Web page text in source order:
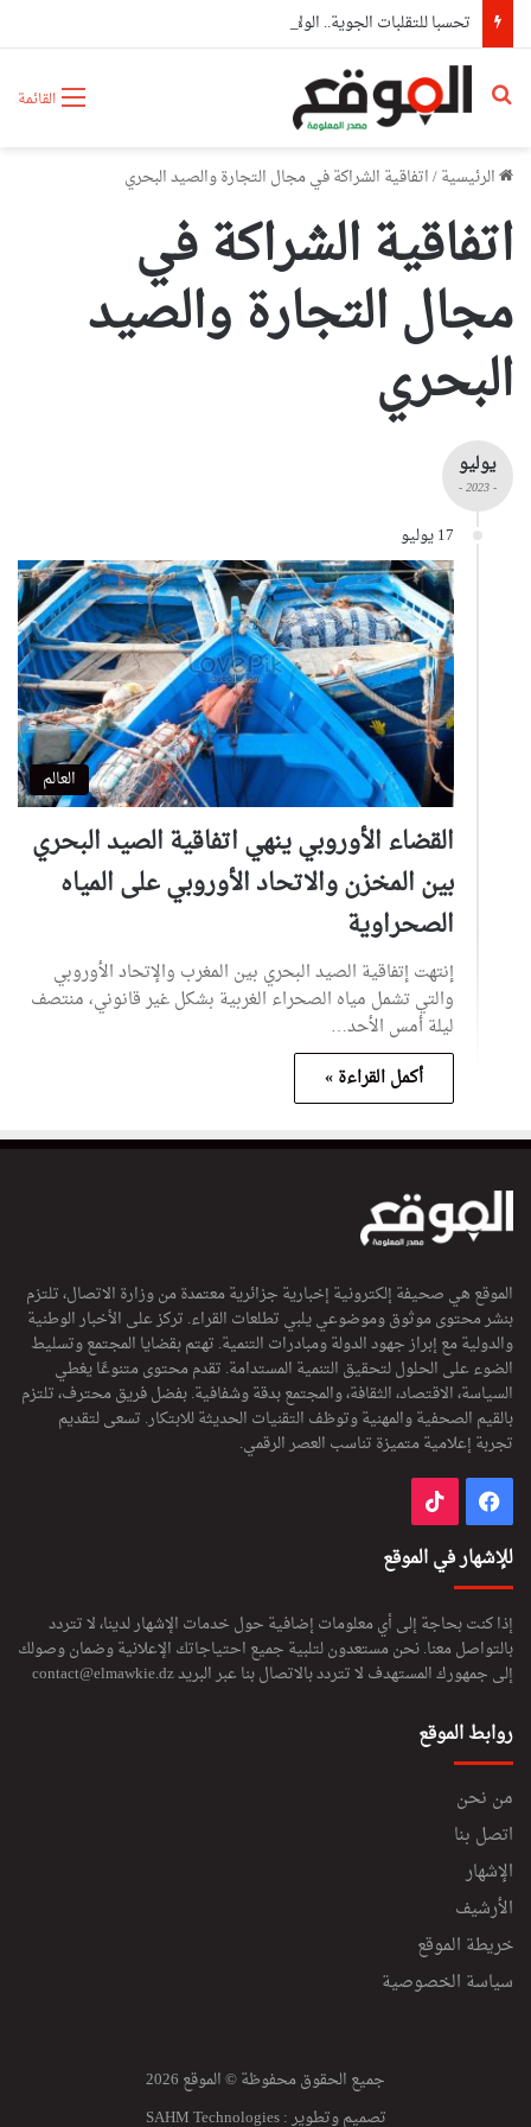
القائمة بحث عن
الرئيسية/اتفاقية الشراكة في مجال التجارة والصيد البحري
اتفاقية الشراكة في
مجال التجارة والصيد
البحري
يوليو
- 2023 -
17 يوليو
العالم
القضاء الأوروبي ينهي اتفاقية الصيد البحري
بين المخزن والاتحاد الأوروبي على المياه
الصحراوية
إنتهت إتفاقية الصيد البحري بين المغرب والإتحاد الأوروبي
والتي تشمل مياه الصحراء الغربية بشكل غير قانوني، منتصف
ليلة أمس الأحد…
أكمل القراءة »
الموقع هي صحيفة إلكترونية إخبارية جزائرية معتمدة من وزارة الاتصال، تلتزم
بنشر محتوى موثوق وموضوعي يلبي تطلعات القراء. تركز على الأخبار الوطنية
والدولية مع إبراز جهود الدولة ومبادرات التنمية. تهتم بقضايا المجتمع وتسليط
الضوء على الحلول لتحقيق التنمية المستدامة. تقدم محتوى متنوعًا يغطي
السياسة، الاقتصاد، الثقافة، والمجتمع بدقة وشفافية. بفضل فريق محترف، تلتزم
بالقيم الصحفية والمهنية وتوظف التقنيات الحديثة للابتكار. تسعى لتقديم
تجربة إعلامية متميزة تناسب العصر الرقمي.
فيسبوك
للإشهار في الموقع
إذا كنت بحاجة إلى أي معلومات إضافية حول خدمات الإشهار لدينا، لا تتردد
بالتواصل معنا. نحن مستعدون لتلبية جميع احتياجاتك الإعلانية وضمان وصولك
إلى جمهورك المستهدف لا تتردد بالاتصال بنا عبر البريدcontact@elmawkie.dz
روابط الموقع
من نحن
اتصل بنا
الإشهار
الأرشيف
خريطة الموقع
سياسة الخصوصية
جميع الحقوق محفوظة © الموقع 2026
تصميم وتطوير :SAHM Technologies